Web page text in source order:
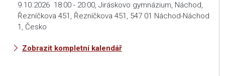
9.10.2026 18:00 - 20:00, Jiráskovo gymnázium, Náchod,
Řezníčkova 451, Řezníčkova 451, 547 01 Náchod-Náchod
1, Česko
Zobrazit kompletní kalendář